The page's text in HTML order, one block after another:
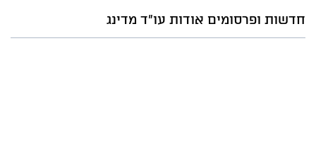
חדשות ופרסומים אודות עו"ד מדינג